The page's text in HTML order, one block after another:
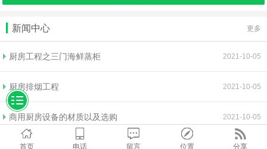
新闻中心 更多
厨房工程之三门海鲜蒸柜 2021-10-05
厨房排烟工程 2021-10-05
商用厨房设备的材质以及选购 2021-10-05
首页 电话 留言 位置 分享